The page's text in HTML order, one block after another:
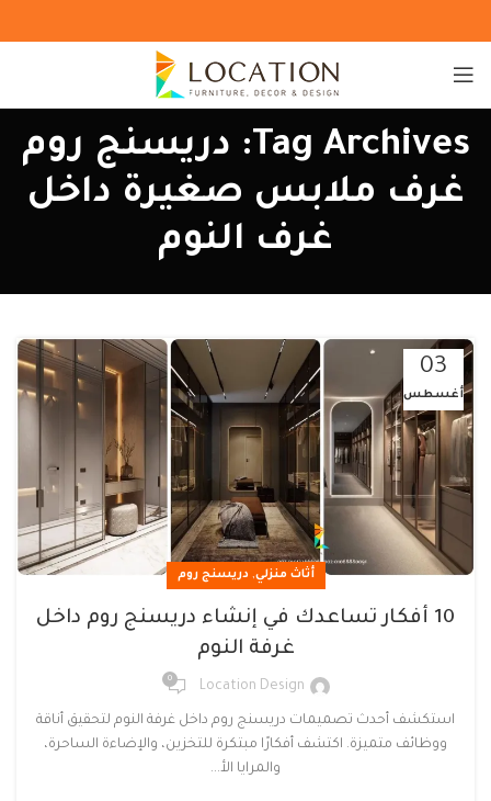
Tag Archives: دريسنج روم
غرف ملابس صغيرة داخل
غرف النوم
03
أغسطس
أثاث منزلي, دريسنج روم
10 أفكار تساعدك في إنشاء دريسنج روم داخل
غرفة النوم
Location Design
0
استكشف أحدث تصميمات دريسنج روم داخل غرفة النوم لتحقيق أناقة
ووظائف متميزة. اكتشف أفكارًا مبتكرة للتخزين، والإضاءة الساحرة،
والمرايا الأ...